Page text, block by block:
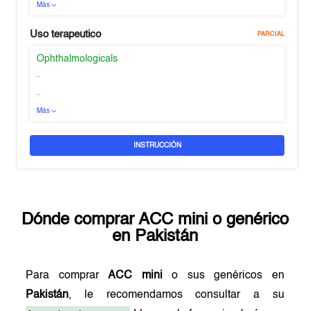
Más
Uso terapeutico PARCIAL
Ophthalmologicals
-
-
Más
INSTRUCCIÓN
Dónde comprar ACC mini o genérico
en Pakistán
Para comprarACC mini o sus genéricos en
Pakistán, le recomendamos consultar a su